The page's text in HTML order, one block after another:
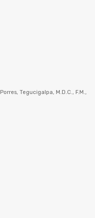
Tegucigalpa, M.D.C., F.M.,